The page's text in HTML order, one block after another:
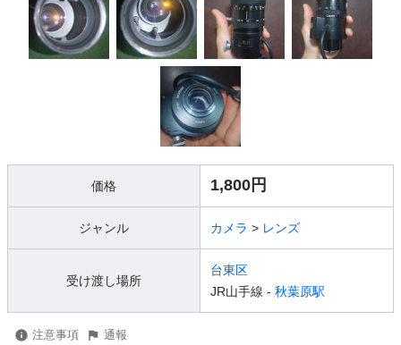
価格 1,800円
ジャンル カメラ > レンズ
受け渡し場所
台東区
JR山手線 - 秋葉原駅
注意事項 通報